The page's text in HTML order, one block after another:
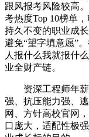
跟风报考风险较高
考热度Top 10榜单
持久不变的职业成
避免“望字填意愿”
人报什么我就报什
业全财产链。
资深工程师年薪
强、抗压能力强、
网、方针高校官网
口庞大，适配性极